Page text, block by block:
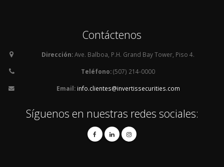
Contáctenos
Dirección:Ave. Balboa, P.H. Grand Bay Tower, Piso 4.
Teléfono:(507) 214-0000
Email: info.clientes@invertissecurities.com
Síguenos en nuestras redes sociales: